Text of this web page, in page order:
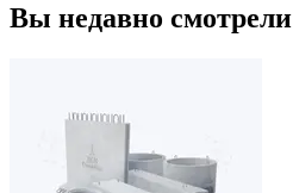
Вы недавно смотрели